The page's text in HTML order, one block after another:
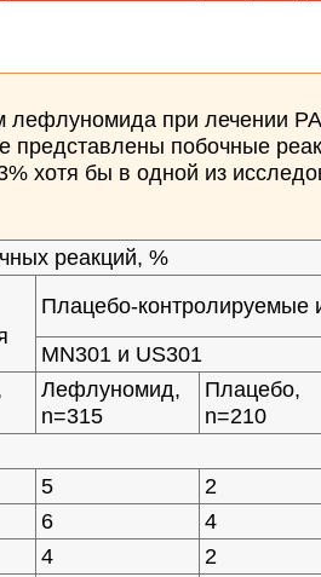
при лечении
побочные
хотя бы в одной из
реакций, %
Плацебо-контролируемые
MN301 и US301
Лефлуномид,
n=315
Плацебо,
n=210
5 2
6 4
4 2